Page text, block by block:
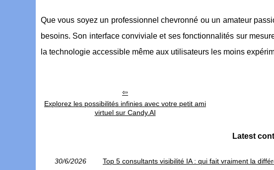
Que vous soyez un professionnel chevronné ou un amateur
besoins. Son interface conviviale et ses fonctionnalités sur
la technologie accessible même aux utilisateurs les moins
Explorez les possibilités infinies avec votre petit ami
virtuel sur Candy.AI
Latest
30/6/2026 Top 5 consultants visibilité IA : qui fait vraiment la